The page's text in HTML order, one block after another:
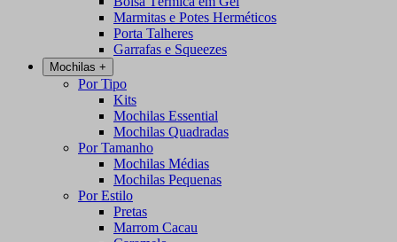
Marmitas e Potes Herméticos
Porta Talheres
Garrafas e Squeezes
Mochilas +
Por Tipo
Kits
Mochilas Essential
Mochilas Quadradas
Por Tamanho
Mochilas Médias
Mochilas Pequenas
Por Estilo
Pretas
Marrom Cacau